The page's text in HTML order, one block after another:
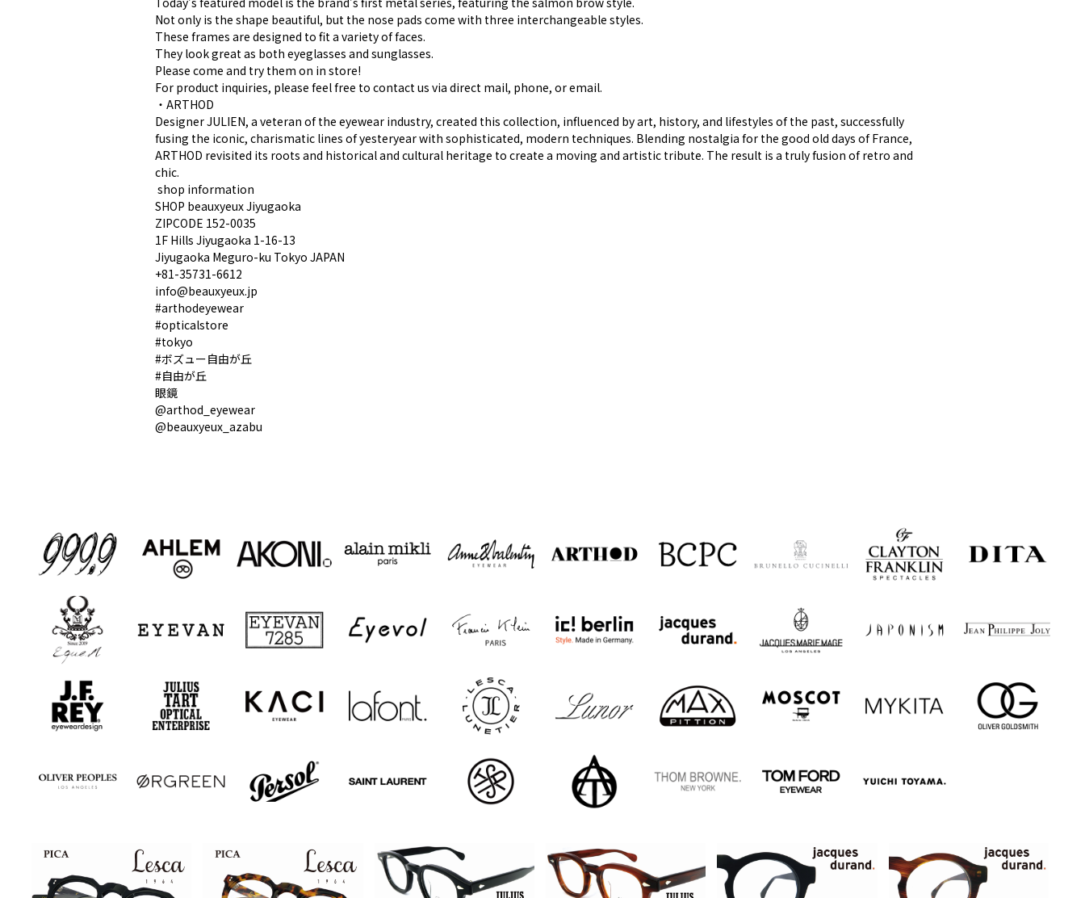
Not only is the shape beautiful, but the nose pads come with three interchangeable styles.
These frames are designed to fit a variety of faces.
They look great as both eyeglasses and sunglasses.
Please come and try them on in store!
For product inquiries, please feel free to contact us via direct mail, phone, or email.
・ARTHOD
Designer JULIEN, a veteran of the eyewear industry, created this collection, influenced by art, history, and lifestyles of the past, successfully
fusing the iconic, charismatic lines of yesteryear with sophisticated, modern techniques. Blending nostalgia for the good old days of France,
ARTHOD revisited its roots and historical and cultural heritage to create a moving and artistic tribute. The result is a truly fusion of retro and
chic.
︎ shop information︎
SHOP beauxyeux Jiyugaoka
ZIPCODE 152-0035
1F Hills Jiyugaoka 1-16-13
Jiyugaoka Meguro-ku Tokyo JAPAN
︎+81-35731-6612
info@beauxyeux.jp
#arthodeyewear
#opticalstore
#tokyo
#ボズュー自由が丘
#自由が丘
眼鏡
@arthod_eyewear
@beauxyeux_azabu